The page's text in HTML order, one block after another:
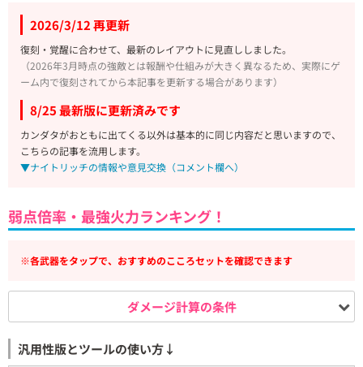
2026/3/12 再更新
復刻・覚醒に合わせて、最新のレイアウトに見直ししました。
（2026年3月時点の強敵とは報酬や仕組みが大きく異なるため、実際にゲ
ーム内で復刻されてから本記事を更新する場合があります）
8/25 最新版に更新済みです
カンダタがおともに出てくる以外は基本的に同じ内容だと思いますので、
こちらの記事を流用します。
▼ナイトリッチの情報や意見交換（コメント欄へ）
弱点倍率・最強火力ランキング！
※各武器をタップで、おすすめのこころセットを確認できます
ダメージ計算の条件
汎用性版とツールの使い方↓